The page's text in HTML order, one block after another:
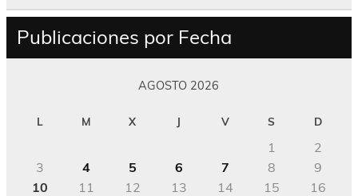
Publicaciones por Fecha
AGOSTO 2026
L M X J V S D
1
2
3
4 5 6 7 8
9
10
11 12 13 14 15
16